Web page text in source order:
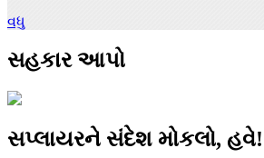
વધુ
સહકાર આપો
સપ્લાયરને સંદેશ મોકલો, હવે!